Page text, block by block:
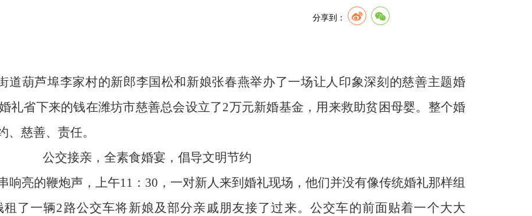
分享到：
道葫芦埠李家村的新郎李国松和新娘张春燕举办了一场让人印象深刻的慈善主题婚
礼省下来的钱在潍坊市慈善总会设立了2万元新婚基金，用来救助贫困母婴。整个婚
慈善、责任。
公交接亲，全素食婚宴，倡导文明节约
响亮的鞭炮声，上午11 ： 30 ，一对新人来到婚礼现场，他们并没有像传统婚礼那样组
租了一辆2路公交车将新娘及部分亲戚朋友接了过来。公交车的前面贴着一个大大